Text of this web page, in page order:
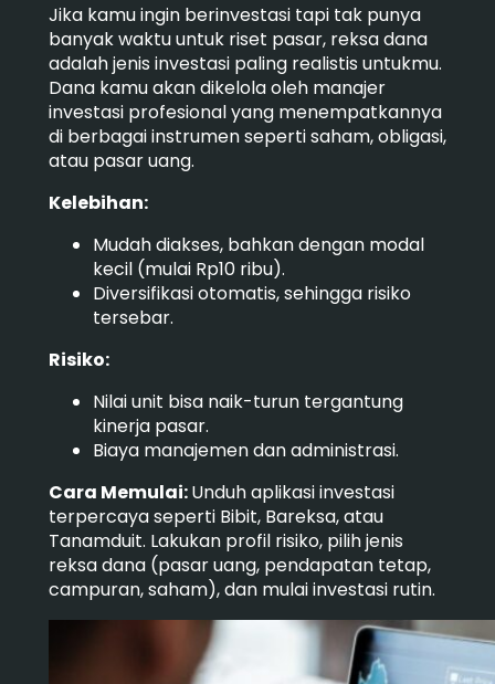
Jika kamu ingin berinvestasi tapi tak punya
banyak waktu untuk riset pasar, reksa dana
adalah jenis investasi paling realistis untukmu.
Dana kamu akan dikelola oleh manajer
investasi profesional yang menempatkannya
di berbagai instrumen seperti saham, obligasi,
atau pasar uang.
Kelebihan:
Mudah diakses, bahkan dengan modal
kecil (mulai Rp10 ribu).
Diversifikasi otomatis, sehingga risiko
tersebar.
Risiko:
Nilai unit bisa naik-turun tergantung
kinerja pasar.
Biaya manajemen dan administrasi.
Cara Memulai:Unduh aplikasi investasi
terpercaya seperti Bibit, Bareksa, atau
Tanamduit. Lakukan profil risiko, pilih jenis
reksa dana (pasar uang, pendapatan tetap,
campuran, saham), dan mulai investasi rutin.